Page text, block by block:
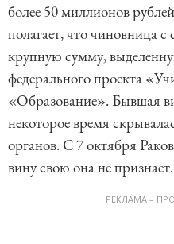
более 50 миллионов
полагает, что чиновница
крупную сумму,
федерального проекта
«Образование». Бывшая
некоторое время
органов. С 7 октября
вину свою она не признает.
РЕКЛАМА –